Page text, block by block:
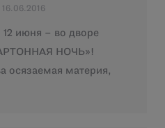
16.06.2016
12 июня – во дворе
НОЧЬ»!
осязаемая материя,